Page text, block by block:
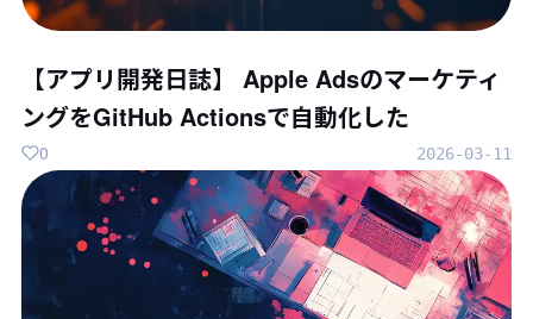
【アプリ開発日誌】 Apple Adsのマーケティ
ングをGitHub Actionsで自動化した
2026-03-11
0